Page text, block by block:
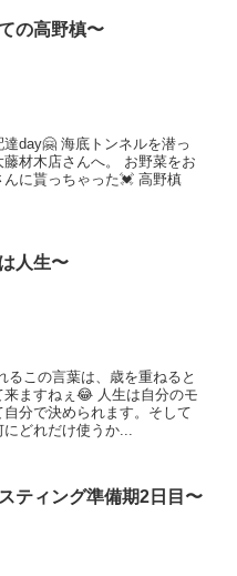
の高野槙〜
day🤗 海底トンネルを潜っ
材木店さんへ。 お野菜をお
に貰っちゃった💓 高野槙
人生〜
るこの言葉は、歳を重ねると
ますねぇ😂 人生は自分のモ
分で決められます。そして
にどれだけ使うか...
ティング準備期2日目〜